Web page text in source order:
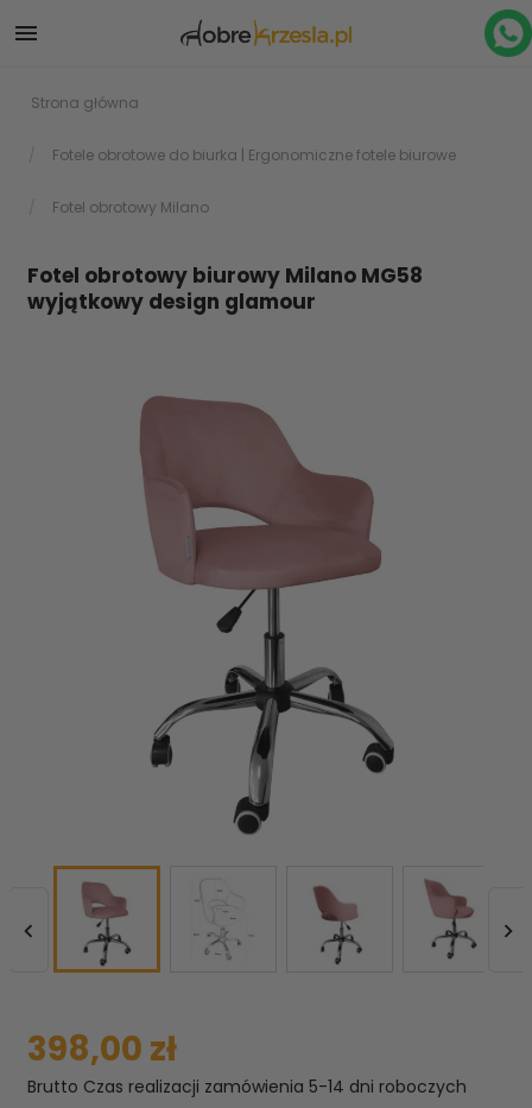

Strona główna
Fotele obrotowe do biurka | Ergonomiczne fotele biurowe
Fotel obrotowy Milano
Fotel obrotowy biurowy Milano MG58
wyjątkowy design glamour
 
398,00 zł
Brutto Czas realizacji zamówienia 5-14 dni roboczych